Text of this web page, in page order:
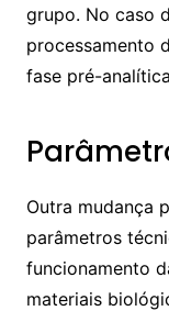
grupo. No caso
processamento
fase pré-
Outra mudança
parâmetros
funcionamento
materiais